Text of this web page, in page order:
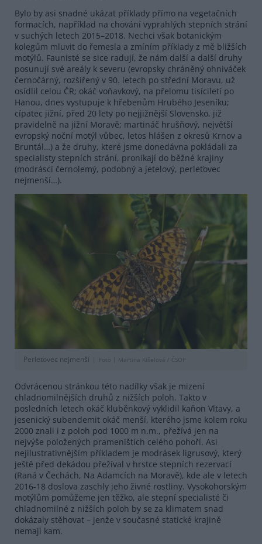
Bylo by asi snadné ukázat příklady přímo na vegetačních
formacích, například na chování vyprahlých stepních strání
v suchých letech 2015–2018. Nechci však botanickým
kolegům mluvit do řemesla a zmíním příklady z mě bližších
motýlů. Faunisté se sice radují, že nám další a další druhy
posunují své areály k severu (evropsky chráněný ohniváček
černočárný, rozšířený v 90. letech po střední Moravu, už
osídlil celou ČR; okáč voňavkový, na přelomu tisíciletí po
Hanou, dnes vystupuje k hřebenům Hrubého Jeseníku;
cípatec jižní, před 20 lety po nejjižnější Slovensko, již
pravidelně na jižní Moravě; martináč hrušňový, největší
evropský noční motýl vůbec, letos hlášen z okresů Krnov a
Bruntál…) a že druhy, které jsme donedávna pokládali za
specialisty stepních strání, pronikají do běžné krajiny
(modrásci černolemý, podobný a jetelový, perleťovec
nejmenší…).
Perleťovec nejmenší Foto | Martina Kišelová / ČSOP
Odvrácenou stránkou této nadílky však je mizení
chladnomilnějších druhů z nižších poloh. Takto v
posledních letech okáč kluběnkový vyklidil kaňon Vltavy, a
jesenický subendemit okáč menší, kterého jsme kolem roku
2000 znali i z poloh pod 1000 m n.m., přežívá jen na
nejvýše položených prameništích celého pohoří. Asi
nejilustrativnějším příkladem je modrásek ligrusový, který
ještě před dekádou přežíval v hrstce stepních rezervací
(Raná v Čechách, Na Adamcích na Moravě), kde ale v letech
2016-18 doslova zaschly jeho živné rostliny. Vysokohorským
motýlům pomůžeme jen těžko, ale stepní specialisté či
chladnomilné z nižších poloh by se za klimatem snad
dokázaly stěhovat – jenže v současné statické krajině
nemají kam.